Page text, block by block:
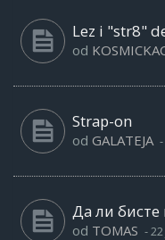
Lez i "str8"
od
Strap-on
od GALATEJA -
Да ли бисте
od TOMAS -